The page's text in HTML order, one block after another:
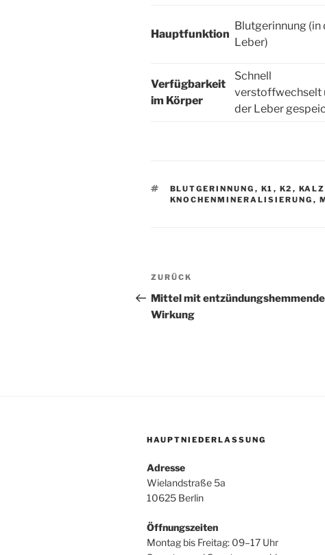
Hauptfunktion
Blutgerinnung (in
Leber)
Verfügbarkeit
im Körper
Schnell
verstoffwechselt
der Leber
SCHLAGWÖRTER
BLUTGERINNUNG , K1 , K2 ,
KNOCHENMINERALISIERUNG ,
Beitragsnavigation
Vorheriger
Beitrag
ZURÜCK
Mittel mit
Wirkung
HAUPTNIEDERLASSUNG
Adresse
Wielandstraße 5a
10625 Berlin
Öffnungszeiten
Montag bis Freitag: 09–17 Uhr